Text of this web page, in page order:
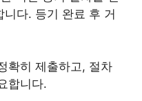
다. 등기 완료 후 거
확히 제출하고, 절차
합니다.